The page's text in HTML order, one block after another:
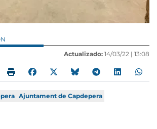
Actualizado: 14/03/22 | 13:08
Ajuntament de Capdepera